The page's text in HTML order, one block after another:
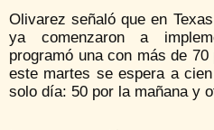
Olivarez señaló que en
ya comenzaron a
programó una con más de
este martes se espera a
solo día: 50 por la mañana y